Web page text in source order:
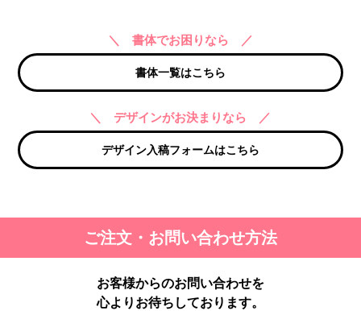
＼ 書体でお困りなら ／
書体一覧はこちら
＼ デザインがお決まりなら ／
デザイン入稿フォームはこちら
ご注文・お問い合わせ方法
お客様からのお問い合わせを
心よりお待ちしております。